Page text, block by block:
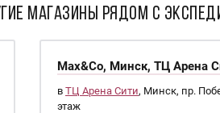
МАГАЗИНЫ РЯДОМ С
Max&Co, Минск, ТЦ Арена
в ТЦ Арена Сити, Минск, пр.
этаж